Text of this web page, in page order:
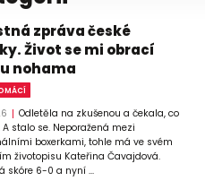
zpráva české
Život se mi obrací
nohama
Odletěla na zkušenou a čekala, co
A stalo se. Neporažená mezi
boxerkami, tohle má ve svém
životopisu Kateřina Čavajdová.
skóre 6-0 a nyní ...